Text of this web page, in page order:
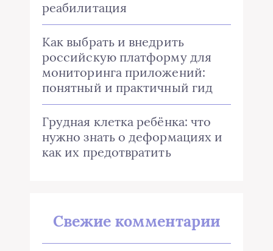
реабилитация
Как выбрать и внедрить
российскую платформу для
мониторинга приложений:
понятный и практичный гид
Грудная клетка ребёнка: что
нужно знать о деформациях и
как их предотвратить
Свежие комментарии